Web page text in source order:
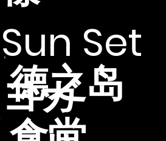
Sun Set
ヨガ
德之岛